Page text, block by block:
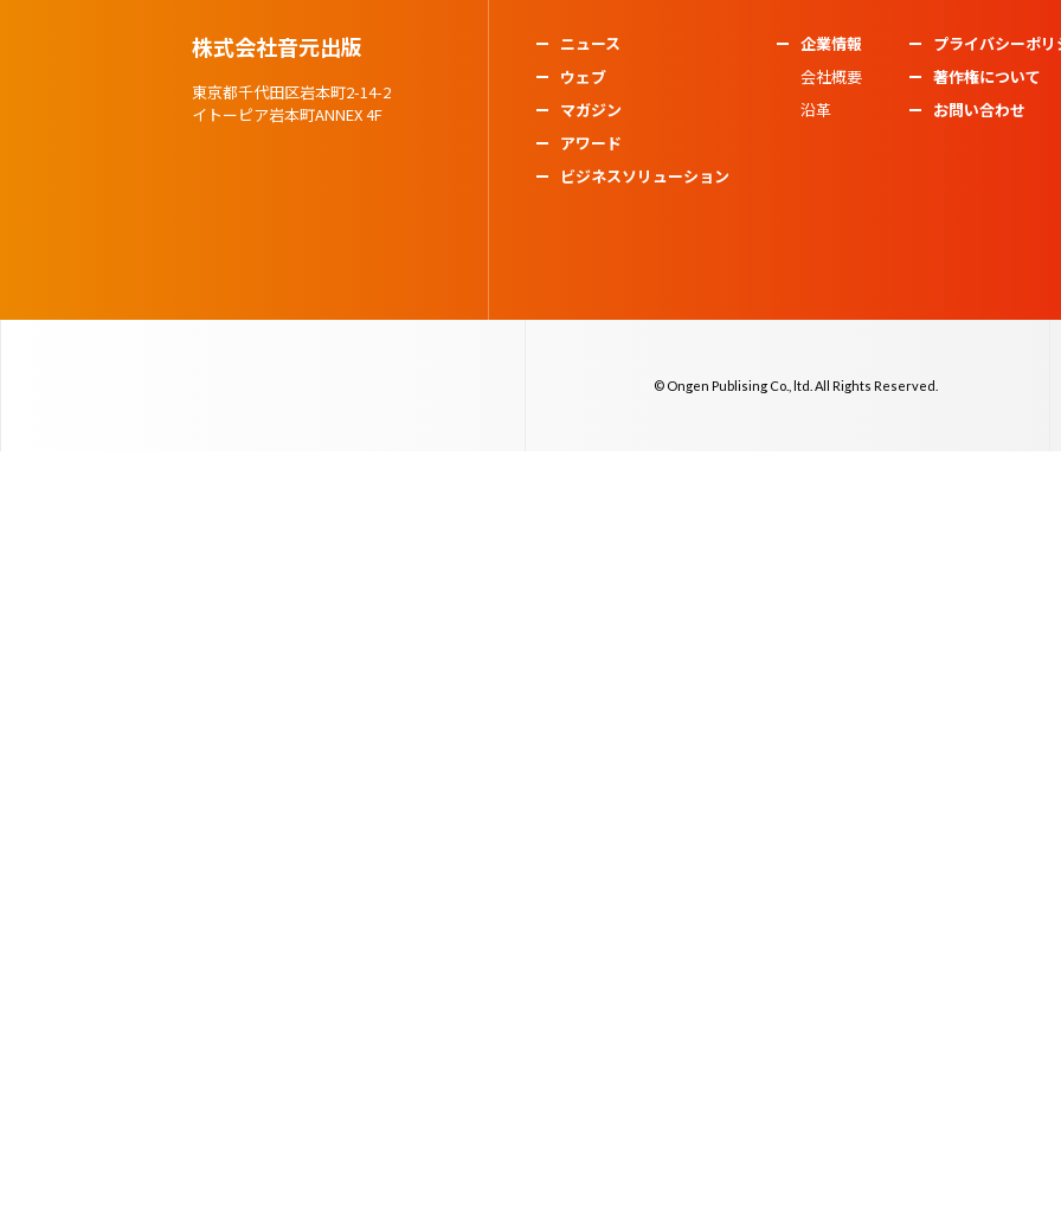
株式会社音元出版
東京都千代田区岩本町2-14-2
イトーピア岩本町ANNEX 4F
ニュース
ウェブ
マガジン
アワード
ビジネスソリューション
企業情報
会社概要
沿革
プライバシーポリ
著作権について
お問い合わせ
© Ongen Publising Co., ltd. All Rights Reserved.